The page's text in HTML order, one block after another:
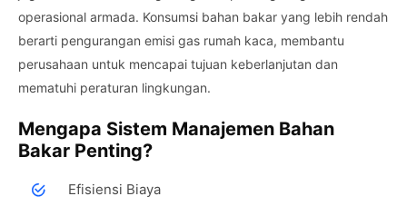
operasional armada. Konsumsi bahan bakar yang lebih rendah
berarti pengurangan emisi gas rumah kaca, membantu
perusahaan untuk mencapai tujuan keberlanjutan dan
mematuhi peraturan lingkungan.
Mengapa Sistem Manajemen Bahan
Bakar Penting?
Efisiensi Biaya